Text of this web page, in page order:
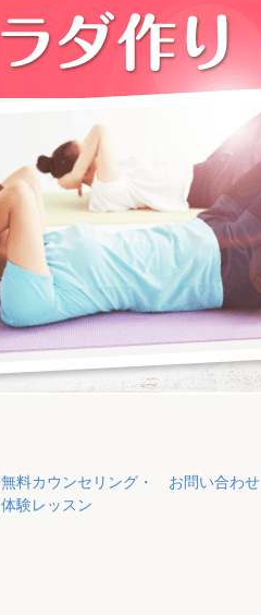
無料カウンセリング・
体験レッスン
お問い合わせ